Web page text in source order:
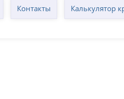
Контакты Калькулятор